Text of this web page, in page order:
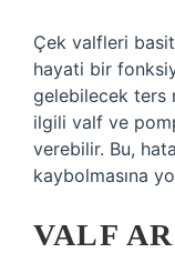
Çek valfleri
hayati bir
gelebilecek ters
ilgili valf ve
verebilir. Bu,
kaybolmasına
VALF